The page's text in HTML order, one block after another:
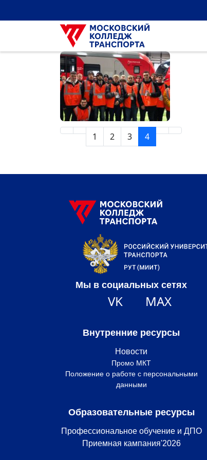
1 2 3 4
Мы в социальных сетях
VK MAX
Внутренние ресурсы
Новости
Промо МКТ
Положение о работе с персональными
данными
Образовательные ресурсы
Профессиональное обучение и ДПО
Приемная кампания'2026